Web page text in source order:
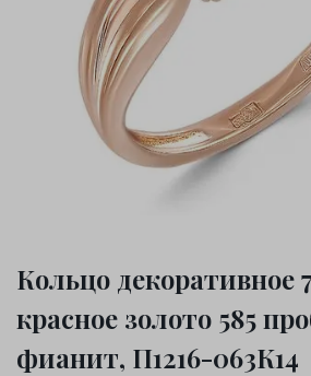
Кольцо декоративное
красное золото 585
фианит, П1216-063К14